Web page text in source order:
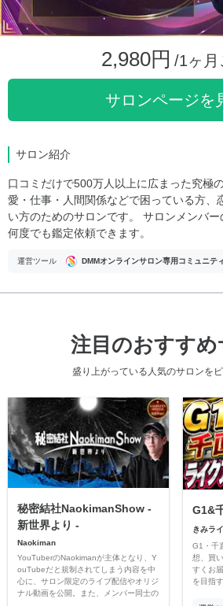
2,980円 /1ヶ月
サロンページを
サロン紹介
口コミだけで500万人以上に広まった究極
愛・仕事・人間関係などで困っている方、
い方のためのサロンです。 サロンメンバ
何度でも鑑定依頼できます。
運営ツール DMMオンラインサロン専用コミュニテ
注目のおすすめ
盛り上がっている人気のサロンをピ
秘密結社NaokimanShow -
新世界より -
Naokiman
YouTuberのNaokimanが主体となり、Y
ouTubeだと規制されてしまう内容を中
心に、サロン限定のライブ配信やオリジ
ナル動画を公開。また、メンバー同士の
G1&
きみラ
G1・千
想、買
すくお
を目指